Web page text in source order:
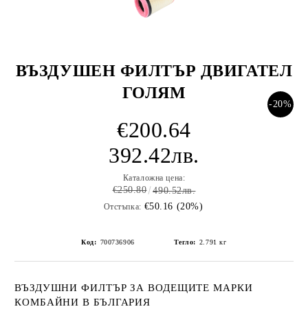
ВЪЗДУШЕН ФИЛТЪР ДВИГАТЕЛ
ГОЛЯM
-20%
€200.64
392.42лв.
Каталожна цена:
€250.80 490.52лв.
Отстъпка: €50.16 (20%)
Код: 700736906 Тегло: 2.791 кг
ВЪЗДУШНИ ФИЛТЪР ЗА ВОДЕЩИТЕ МАРКИ
КОМБАЙНИ В БЪЛГАРИЯ